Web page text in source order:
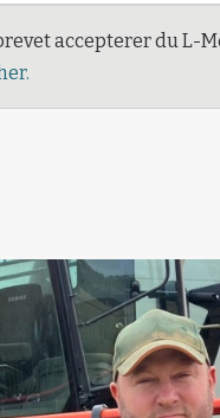
accepterer du L-